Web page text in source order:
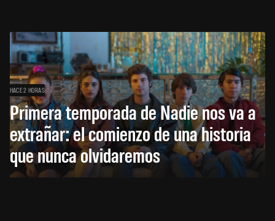
HACE 2 HORAS
Primera temporada de Nadie nos va a
extrañar: el comienzo de una historia
que nunca olvidaremos